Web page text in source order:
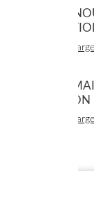
2016 -
2016 -